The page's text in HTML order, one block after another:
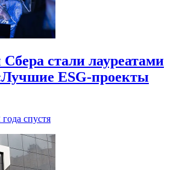
стали лауреатами
ESG-проекты
года спустя